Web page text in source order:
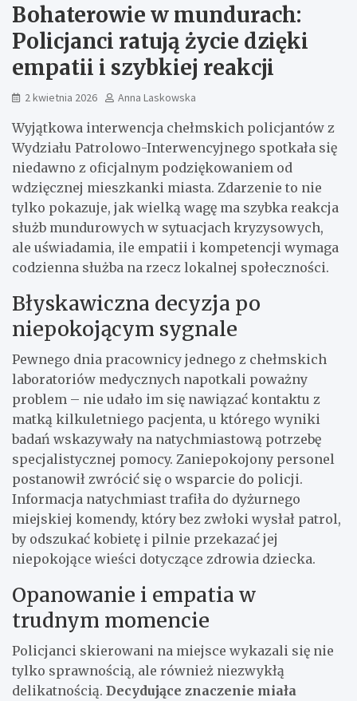
Bohaterowie w mundurach:
Policjanci ratują życie dzięki
empatii i szybkiej reakcji
2 kwietnia 2026 Anna Laskowska
Wyjątkowa interwencja chełmskich policjantów z
Wydziału Patrolowo-Interwencyjnego spotkała się
niedawno z oficjalnym podziękowaniem od
wdzięcznej mieszkanki miasta. Zdarzenie to nie
tylko pokazuje, jak wielką wagę ma szybka reakcja
służb mundurowych w sytuacjach kryzysowych,
ale uświadamia, ile empatii i kompetencji wymaga
codzienna służba na rzecz lokalnej społeczności.
Błyskawiczna decyzja po
niepokojącym sygnale
Pewnego dnia pracownicy jednego z chełmskich
laboratoriów medycznych napotkali poważny
problem – nie udało im się nawiązać kontaktu z
matką kilkuletniego pacjenta, u którego wyniki
badań wskazywały na natychmiastową potrzebę
specjalistycznej pomocy. Zaniepokojony personel
postanowił zwrócić się o wsparcie do policji.
Informacja natychmiast trafiła do dyżurnego
miejskiej komendy, który bez zwłoki wysłał patrol,
by odszukać kobietę i pilnie przekazać jej
niepokojące wieści dotyczące zdrowia dziecka.
Opanowanie i empatia w
trudnym momencie
Policjanci skierowani na miejsce wykazali się nie
tylko sprawnością, ale również niezwykłą
delikatnością. Decydujące znaczenie miała